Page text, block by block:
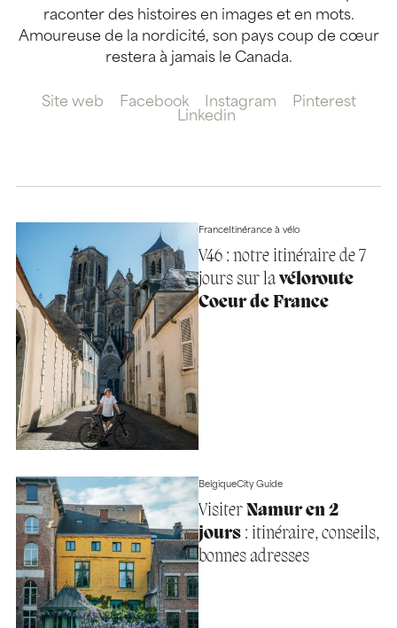
raconter des histoires en images et en mots.
Amoureuse de la nordicité, son pays coup de cœur
restera à jamais le Canada.
Site web Facebook Instagram
Pinterest
Linkedin
FranceItinérance à vélo
V46 : notre itinéraire de 7
jours sur lavéloroute
Coeur de France
BelgiqueCity Guide
Visiter Namur en 2
jours: itinéraire, conseils,
bonnes adresses